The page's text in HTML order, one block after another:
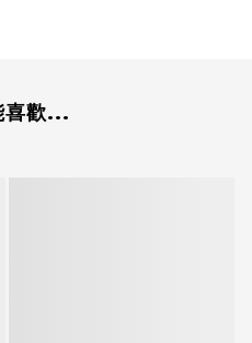
喜歡...